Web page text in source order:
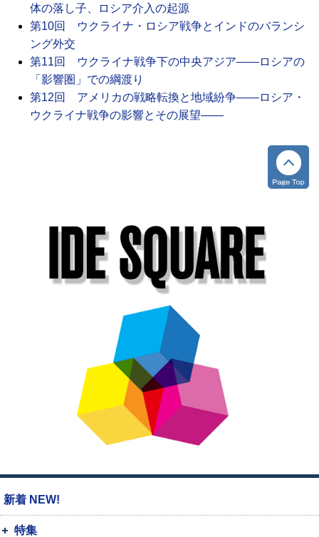
体の落し子、ロシア介入の起源
第10回 ウクライナ・ロシア戦争とインドのバランシ
ング外交
第11回 ウクライナ戦争下の中央アジア――ロシアの
「影響圏」での綱渡り
第12回 アメリカの戦略転換と地域紛争――ロシア・
ウクライナ戦争の影響とその展望――
新着 NEW!
特集